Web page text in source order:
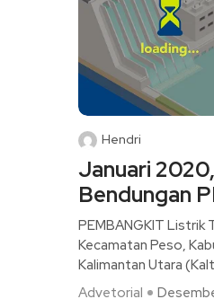
Hendri
Januari
Bendungan
PEMBANGKIT Listrik
Kecamatan Peso,
Kalimantan Utara
Advetorial